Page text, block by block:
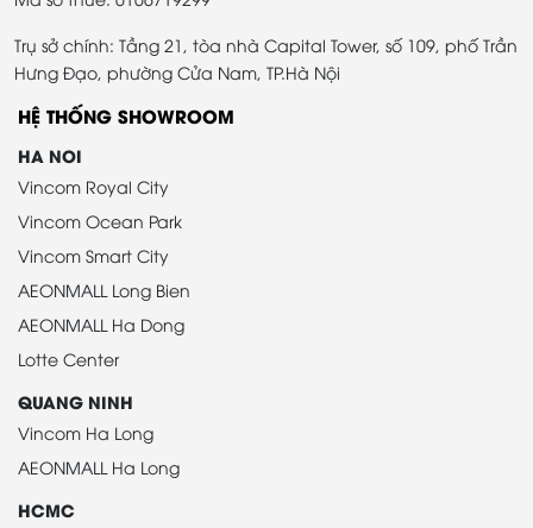
Trụ sở chính: Tầng 21, tòa nhà Capital Tower, số 109, phố Trần
Hưng Đạo, phường Cửa Nam, TP.Hà Nội
HỆ THỐNG SHOWROOM
HA NOI
Vincom Royal City
Vincom Ocean Park
Vincom Smart City
AEONMALL Long Bien
AEONMALL Ha Dong
Lotte Center
QUANG NINH
Vincom Ha Long
AEONMALL Ha Long
HCMC